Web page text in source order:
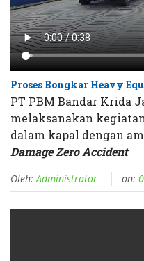
Proses Bongkar Heavy
PT PBM Bandar Krida
melaksanakan
dalam kapal dengan
Damage Zero Accident
Oleh:Administrator on: